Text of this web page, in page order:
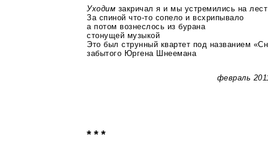
Уходим закричал я и мы устремились на
За спинойчто-то сопело и всхрипывало
а потом вознеслось из бурана
стонущей музыкой
Это был струнный квартет под названием
забытого Юргена Шнеемана
февраль
* * *